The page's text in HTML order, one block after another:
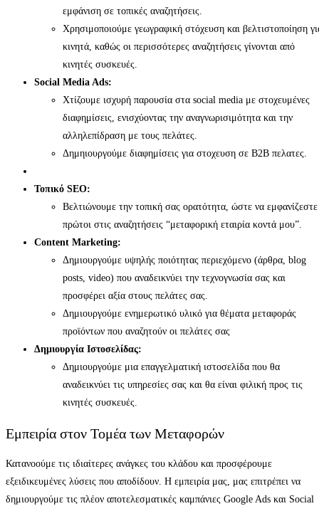
εμφάνιση σε τοπικές αναζητήσεις.
Χρησιμοποιούμε γεωγραφική στόχευση και βελτιστοποίηση
κινητά, καθώς οι περισσότερες αναζητήσεις γίνονται από
κινητές συσκευές.
Social Media Ads:
Χτίζουμε ισχυρή παρουσία στα social media με στοχευμένες
διαφημίσεις, ενισχύοντας την αναγνωρισιμότητα και την
αλληλεπίδραση με τους πελάτες.
Δημηιουργούμε διαφημίσεις για στοχευση σε B2B πελατες.
Τοπικό SEO:
Βελτιώνουμε την τοπική σας ορατότητα, ώστε να εμφανίζεστε
πρώτοι στις αναζητήσεις “μεταφορική εταιρία κοντά μου”.
Content Marketing:
Δημιουργούμε υψηλής ποιότητας περιεχόμενο (άρθρα, blog
posts, video) που αναδεικνύει την τεχνογνωσία σας και
προσφέρει αξία στους πελάτες σας.
Δημιουργούμε ενημερωτικό υλικό για θέματα μεταφοράς
προϊόντων που αναζητούν οι πελάτες σας
Δημιουργία Ιστοσελίδας:
Δημιουργούμε μια επαγγελματική ιστοσελίδα που θα
αναδεικνύει τις υπηρεσίες σας και θα είναι φιλική προς τις
κινητές συσκευές.
Εμπειρία στον Τομέα των Μεταφορών
Κατανοούμε τις ιδιαίτερες ανάγκες του κλάδου και προσφέρουμε
εξειδικευμένες λύσεις που αποδίδουν. Η εμπειρία μας, μας επιτρέπει να
δημιουργούμε τις πλέον αποτελεσματικές καμπάνιες Google Ads και Social